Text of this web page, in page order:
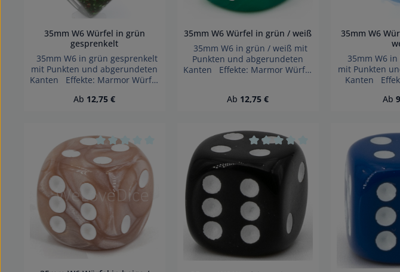
35mm W6 Würfel in grün
gesprenkelt
35mm W6 in grün gesprenkelt
mit Punkten und abgerundeten
Kanten Effekte: Marmor Würfel
Wegen verschluckbarer
Erstickungsgefahr!
Regulärer Preis:
Ab 12,75 €
35mm W6 Würfel in grün / weiß
35mm W6 in grün / weiß mit
Punkten und abgerundeten
Kanten Effekte: Marmor Würfel
Kleinteile nicht für Kinder unter
Regulärer Preis:
Ab 12,75 €
35mm W6
35mm W6
mit Punkten
Kanten
WegenAb
Durchschnittliche Bewertung von 0 von 5 SternenDurchschnittliche Bewertung von